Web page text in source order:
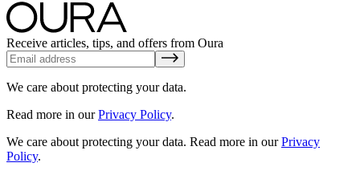
Receive articles, tips, and offers from Oura
We care about protecting your data.
Read more in ourPrivacy Policy.
We care about protecting your data. Read more in ourPrivacy
Policy.